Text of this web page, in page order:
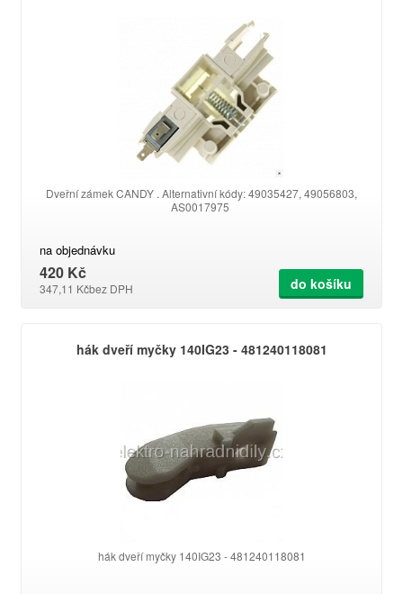
Dveřní zámek CANDY . Alternativní kódy: 49035427, 49056803,
AS0017975
na objednávku
420 Kč
347,11 Kčbez DPH do košíku
hák dveří myčky 140IG23 - 481240118081
hák dveří myčky 140IG23 - 481240118081